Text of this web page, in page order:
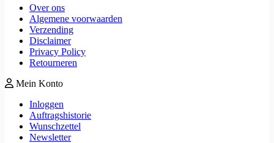
Over ons
Algemene voorwaarden
Verzending
Disclaimer
Privacy Policy
Retourneren
Mein Konto
Inloggen
Auftragshistorie
Wunschzettel
Newsletter